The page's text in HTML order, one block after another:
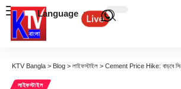
Language
KTV Bangla > Blog > লাইফস্টাইল > Cement Price Hike: বাড়বে
লাইফস্টাইল